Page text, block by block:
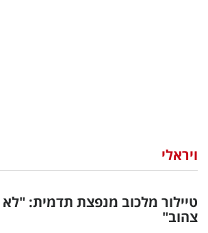
וצרכנות
דיגיטל
ויראלי
טיילור מלכוב מנפצת תדמית: "לא
צהוב"